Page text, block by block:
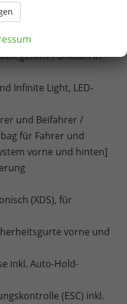
Tagfahrlicht
Funktion in
Infinite Light, LED-
und Beifahrer /
für Fahrer und
vorne und hinten]
(XDS), für
vorne und
inkl. Auto-Hold-
(ESC) inkl.